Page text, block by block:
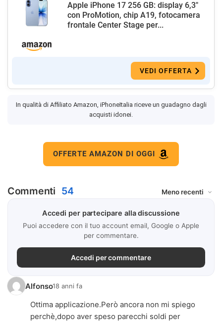
Apple iPhone 17 256 GB: display 6,3"
con ProMotion, chip A19, fotocamera
frontale Center Stage per...
VEDI OFFERTA
In qualità di Affiliato Amazon, iPhoneItalia riceve un guadagno dagli
acquisti idonei.
OFFERTE AMAZON DI OGGI
Commenti 54
Accedi per partecipare alla discussione
Puoi accedere con il tuo account email, Google o Apple
per commentare.
Accedi per commentare
Alfonso18 anni fa
Ottima applicazione.Però ancora non mi spiego
perchè,dopo aver speso parecchi soldi per